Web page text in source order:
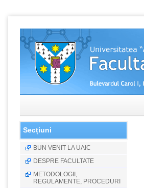
Secțiuni
BUN VENIT LA UAIC
DESPRE FACULTATE
METODOLOGII,
REGULAMENTE, PROCEDURI